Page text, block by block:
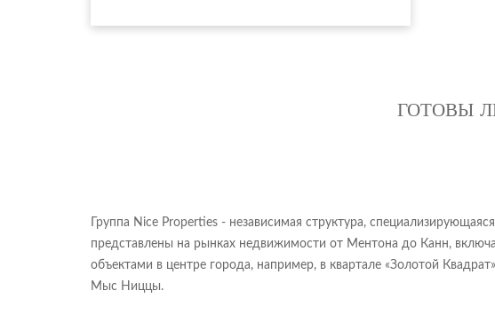
ГОТОВЫ
Группа Nice Properties - независимая структура,
представлены на рынках недвижимости от Ментона до Канн,
объектами в центре города, например, в квартале «Золотой
Мыс Ниццы.